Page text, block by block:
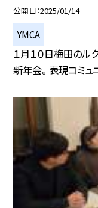
公開日 2025/01/14
YMCA
１月１０日梅田のル
新年会。 表現コミュ